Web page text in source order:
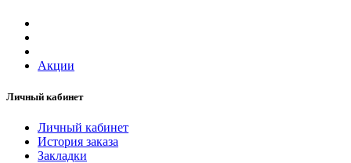
Акции
Личный кабинет
Личный кабинет
История заказа
Закладки